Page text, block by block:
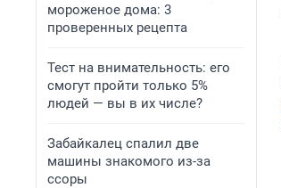
мороженое дома: 3
проверенных рецепта
Тест на внимательность: его
смогут пройти только 5%
людей — вы в их числе?
Забайкалец спалил две
машины знакомого из-за
ссоры